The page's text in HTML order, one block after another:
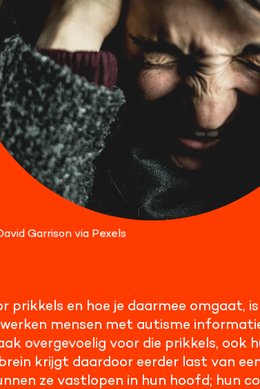
Garrison via Pexels
prikkels en hoe je daarmee omgaat,
mensen met autisme
overgevoelig voor die prikkels,
krijgt daardoor eerder last van
ze vastlopen in hun hoofd; hun